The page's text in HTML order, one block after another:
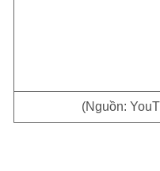
(Nguồn: